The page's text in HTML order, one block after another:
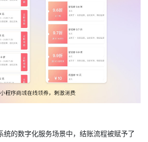
统的数字化服务场景中，结账流程被赋予了